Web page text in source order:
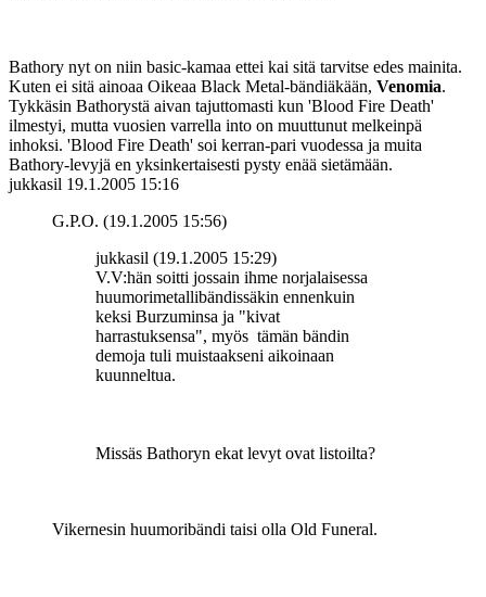
Bathory nyt on niin basic-kamaa ettei kai sitä tarvitse edes mainita.
Kuten ei sitä ainoaa Oikeaa Black Metal-bändiäkään, Venomia.
Tykkäsin Bathorystä aivan tajuttomasti kun 'Blood Fire Death'
ilmestyi, mutta vuosien varrella into on muuttunut melkeinpä
inhoksi. 'Blood Fire Death' soi kerran-pari vuodessa ja muita
Bathory-levyjä en yksinkertaisesti pysty enää sietämään.
jukkasil 19.1.2005 15:16
G.P.O. (19.1.2005 15:56)
jukkasil (19.1.2005 15:29)
V.V:hän soitti jossain ihme norjalaisessa
huumorimetallibändissäkin ennenkuin
keksi Burzuminsa ja "kivat
harrastuksensa", myös tämän bändin
demoja tuli muistaakseni aikoinaan
kuunneltua.
Missäs Bathoryn ekat levyt ovat listoilta?
Vikernesin huumoribändi taisi olla Old Funeral.